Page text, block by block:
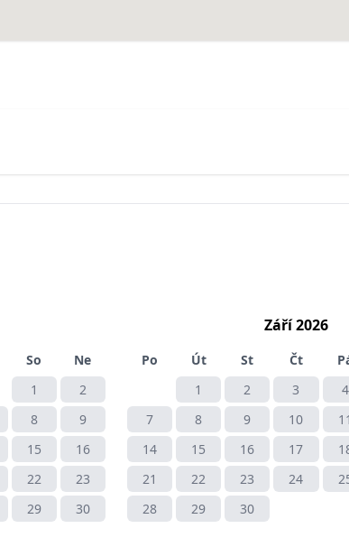
So
Ne
1
2
8
9
15
16
22
23
29
30
Září 2026
Po Út St Čt
1
2 3 4
7
8 9 10 11
14
15 16 17
21
22 23 24
28
29 30